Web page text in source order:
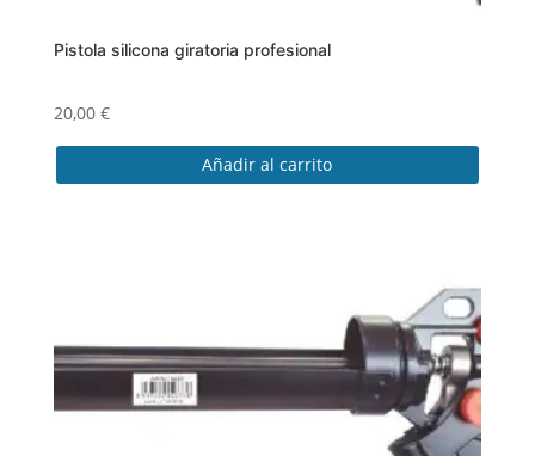
Pistola silicona giratoria profesional
20,00 €
Añadir al carrito